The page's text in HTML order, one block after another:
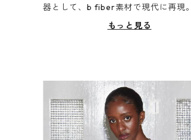
器として、b fiber素材で現代に再現。
もっと見る